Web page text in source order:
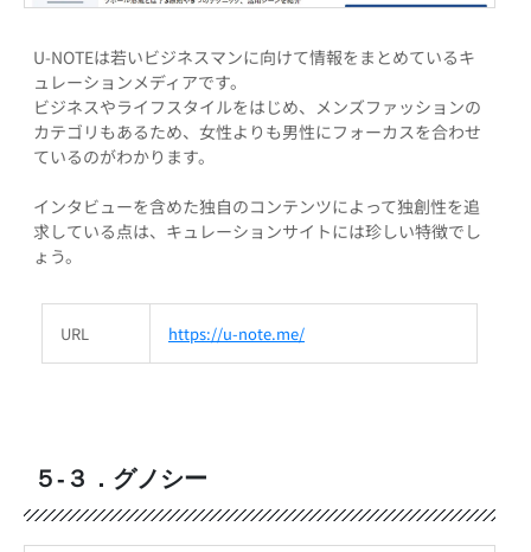
U-NOTEは若いビジネスマンに向けて情報をまとめているキ
ュレーションメディアです。
ビジネスやライフスタイルをはじめ、メンズファッションの
カテゴリもあるため、女性よりも男性にフォーカスを合わせ
ているのがわかります。
インタビューを含めた独自のコンテンツによって独創性を追
求している点は、キュレーションサイトには珍しい特徴でし
ょう。
URL https://u-note.me/
５-３．グノシー